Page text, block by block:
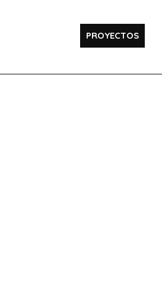
PROYECTOS